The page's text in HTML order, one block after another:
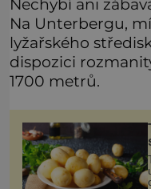
Na Unterbergu,
lyžařského
dispozici
1700 metrů.